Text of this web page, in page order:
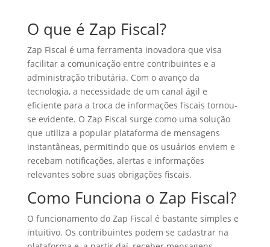
O que é Zap Fiscal?
Zap Fiscal é uma ferramenta inovadora que visa
facilitar a comunicação entre contribuintes e a
administração tributária. Com o avanço da
tecnologia, a necessidade de um canal ágil e
eficiente para a troca de informações fiscais tornou-
se evidente. O Zap Fiscal surge como uma solução
que utiliza a popular plataforma de mensagens
instantâneas, permitindo que os usuários enviem e
recebam notificações, alertas e informações
relevantes sobre suas obrigações fiscais.
Como Funciona o Zap Fiscal?
O funcionamento do Zap Fiscal é bastante simples e
intuitivo. Os contribuintes podem se cadastrar na